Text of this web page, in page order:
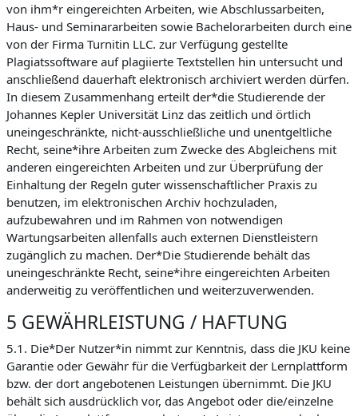
von ihm*r eingereichten Arbeiten, wie Abschlussarbeiten,
Haus- und Seminararbeiten sowie Bachelorarbeiten durch eine
von der Firma Turnitin LLC. zur Verfügung gestellte
Plagiatssoftware auf plagiierte Textstellen hin untersucht und
anschließend dauerhaft elektronisch archiviert werden dürfen.
In diesem Zusammenhang erteilt der*die Studierende der
Johannes Kepler Universität Linz das zeitlich und örtlich
uneingeschränkte, nicht-ausschließliche und unentgeltliche
Recht, seine*ihre Arbeiten zum Zwecke des Abgleichens mit
anderen eingereichten Arbeiten und zur Überprüfung der
Einhaltung der Regeln guter wissenschaftlicher Praxis zu
benutzen, im elektronischen Archiv hochzuladen,
aufzubewahren und im Rahmen von notwendigen
Wartungsarbeiten allenfalls auch externen Dienstleistern
zugänglich zu machen. Der*Die Studierende behält das
uneingeschränkte Recht, seine*ihre eingereichten Arbeiten
anderweitig zu veröffentlichen und weiterzuverwenden.
5 GEWÄHRLEISTUNG / HAFTUNG
5.1. Die*Der Nutzer*in nimmt zur Kenntnis, dass die JKU keine
Garantie oder Gewähr für die Verfügbarkeit der Lernplattform
bzw. der dort angebotenen Leistungen übernimmt. Die JKU
behält sich ausdrücklich vor, das Angebot oder die/einzelne